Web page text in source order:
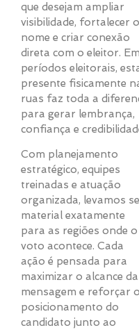
que desejam ampliar
visibilidade, fortalecer o
nome e criar conexão
direta com o eleitor. Em
períodos eleitorais,
presente fisicamente
ruas faz toda a
para gerar lembrança,
confiança e
Com planejamento
estratégico, equipes
treinadas e atuação
organizada, levamos
material exatamente
para as regiões onde o
voto acontece. Cada
ação é pensada para
maximizar o alcance da
mensagem e reforçar o
posicionamento do
candidato junto ao